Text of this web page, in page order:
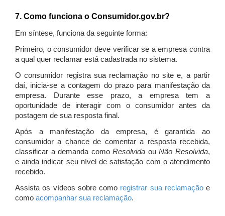
7. Como funciona o Consumidor.gov.br?
Em síntese, funciona da seguinte forma:
Primeiro, o consumidor deve verificar se a empresa contra
a qual quer reclamar está cadastrada no sistema.
O consumidor registra sua reclamação no site e, a partir
daí, inicia-se a contagem do prazo para manifestação da
empresa. Durante esse prazo, a empresa tem a
oportunidade de interagir com o consumidor antes da
postagem de sua resposta final.
Após a manifestação da empresa, é garantida ao
consumidor a chance de comentar a resposta recebida,
classificar a demanda comoResolvida ouNão Resolvida,
e ainda indicar seu nível de satisfação com o atendimento
recebido.
Assista os vídeos sobre como registrar sua reclamaçãoe
como acompanhar sua reclamação.